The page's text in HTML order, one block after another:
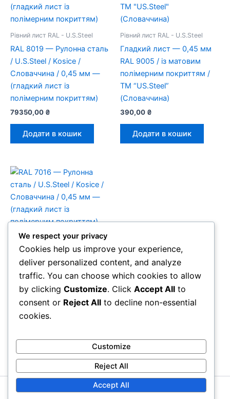
Рівний лист RAL - U.S.Steel
RAL 8019 — Рулонна сталь
/ U.S.Steel / Kosice /
Словаччина / 0,45 мм —
(гладкий лист із
полімерним покриттям)
79350,00 ₴
Додати в кошик
Рівний лист RAL - U.S.Steel
Гладкий лист — 0,45 мм
RAL 9005 / із матовим
полімерним покриттям /
TM “US.Steel”
(Словаччина)
390,00 ₴
Додати в кошик
Рівний лист RAL - U.S.Steel
RAL 7016 — Рулонна сталь
/ U.S.Steel / Kosice /
Словаччина / 0,45 мм —
(гладкий лист із
полімерним покриттям)
79350,00₴
We respect your privacy
Cookies help us improve your experience,
deliver personalized content, and analyze
traffic. You can choose which cookies to allow
by clicking Customize. Click Accept All to
consent or Reject All to decline non-essential
cookies.
Customize
Reject All
Accept All